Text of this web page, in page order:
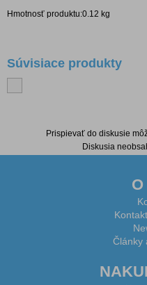
Hmotnosť produktu:0.12 kg
Súvisiace produkty
Prispievať do diskusie
Diskusia
Články